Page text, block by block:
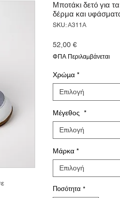
Μποτάκι δετό για
δέρμα και
SKU: Α311Α
52,00 €Τιμή
ΦΠΑ Περιλαμβάνεται
Χρώμα *
Επιλογή
Μέγεθος *
Επιλογή
Μάρκα *
Επιλογή
Ποσότητα *